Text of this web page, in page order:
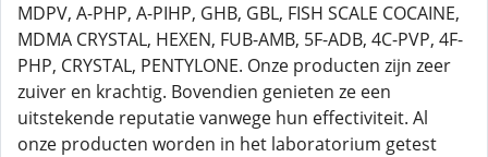
MDPV, A-PHP, A-PIHP, GHB, GBL, FISH SCALE COCAINE,
MDMA CRYSTAL, HEXEN, FUB-AMB, 5F-ADB, 4C-PVP, 4F-
PHP, CRYSTAL, PENTYLONE. Onze producten zijn zeer
zuiver en krachtig. Bovendien genieten ze een
uitstekende reputatie vanwege hun effectiviteit. Al
onze producten worden in het laboratorium getest